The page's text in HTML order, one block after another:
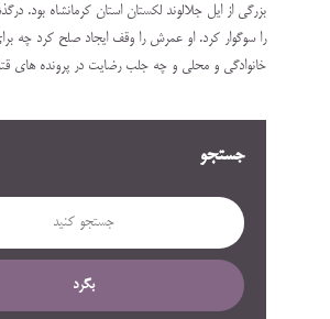
بزرگی از ایل جلالوند لکستان استان کرمانشاه بود.
را سوگوار کرد. او عمرش را وقف ایجاد صلح کرد چه
خانوادگی و محلی و چه جلب رضایت در پرونده های
جستجو
بگرد